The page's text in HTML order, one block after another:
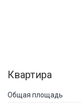
Квартира
Общая площадь